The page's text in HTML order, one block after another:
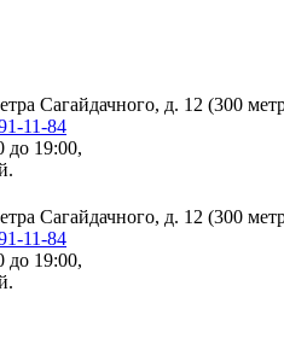
Сагайдачного, д. 12 (300
11-84
до 19:00,
Сагайдачного, д. 12 (300
11-84
до 19:00,